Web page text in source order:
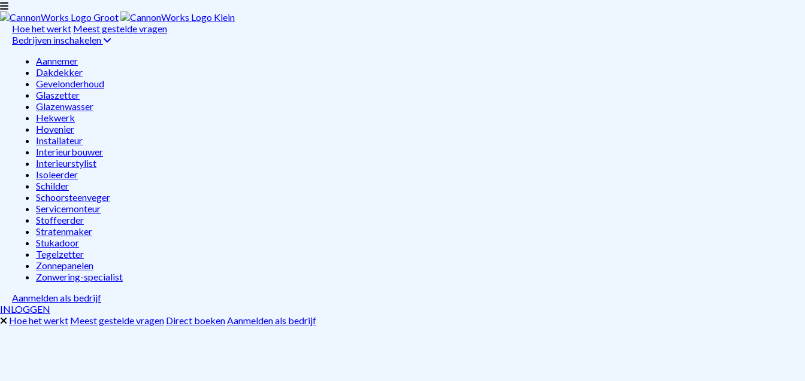
Hoe het werkt Meest gestelde vragen
Bedrijven inschakelen
Aannemer
Dakdekker
Gevelonderhoud
Glaszetter
Glazenwasser
Hekwerk
Hovenier
Installateur
Interieurbouwer
Interieurstylist
Isoleerder
Schilder
Schoorsteenveger
Servicemonteur
Stoffeerder
Stratenmaker
Stukadoor
Tegelzetter
Zonnepanelen
Zonwering-specialist
Aanmelden als bedrijf
INLOGGEN
Hoe het werkt Meest gestelde vragen Direct boekenAanmelden als bedrijf